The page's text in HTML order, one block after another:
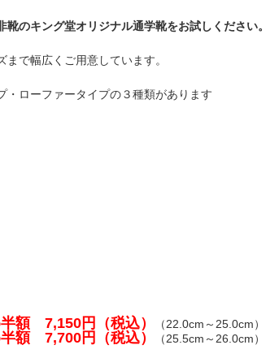
のキング堂オリジナル通学靴をお試しください。
で幅広くご用意しています。
ローファータイプの３種類があります
額 7,150円（税込）
（22.0cm～25.0cm）
額 7,700円（税込） （25.5cm～26.0cm）